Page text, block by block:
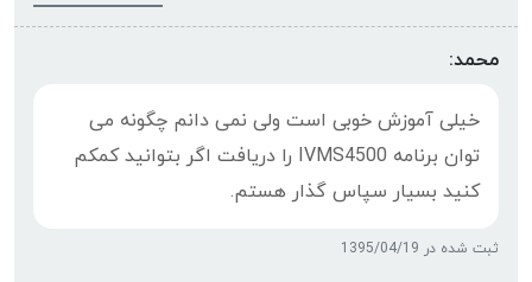
محمد:
خیلی آموزش خوبی است ولی نمی دانم چگونه می
توان برنامه IVMS4500 را دریافت اگر بتوانید کمکم
کنید بسیار سپاس گذار هستم.
ثبت شده در 1395/04/19